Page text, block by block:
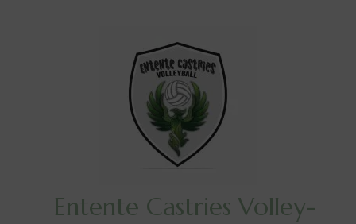
Entente Castries Volley-